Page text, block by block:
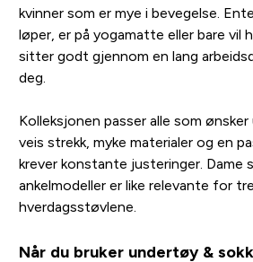
kvinner som er mye i bevegelse.
løper, er på yogamatte eller bare vil
sitter godt gjennom en lang
deg.
Kolleksjonen passer alle som
veis strekk, myke materialer og en
krever konstante justeringer. Dame
ankelmodeller er like relevante for
hverdagsstøvlene.
Når du bruker undertøy &